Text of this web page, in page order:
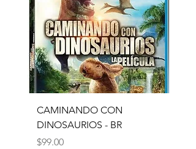
CAMINANDO CON
DINOSAURIOS - BR
Precio
$99.00